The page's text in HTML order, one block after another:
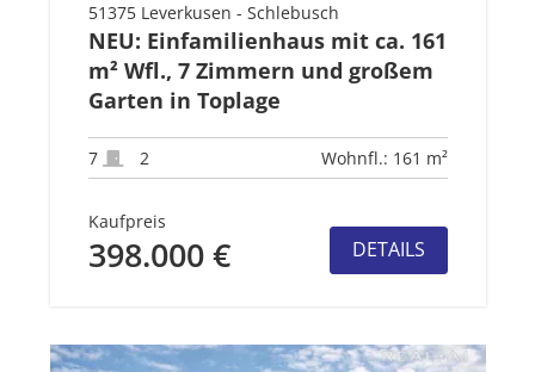
51375 Leverkusen - Schlebusch
NEU: Einfamilienhaus mit ca. 161
m² Wfl., 7 Zimmern und großem
Garten in Toplage
7 2 Wohnfl.: 161 m²
Kaufpreis
398.000 € DETAILS